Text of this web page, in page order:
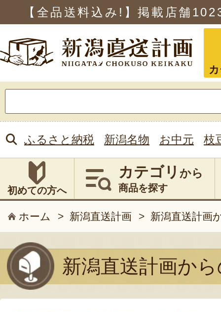
【全品送料込み!】掲載店舗
索:
ふるさと納税 新潟名物 お中元 枝
初めての方へ
カテゴリ から
商品を探す
ホーム > 新潟直送計画 > 新潟直送計画
新潟直送計画か